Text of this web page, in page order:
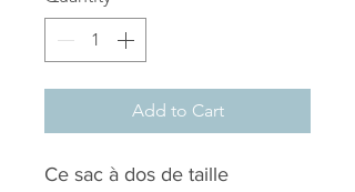
Add to Cart
Ce sac à dos de taille